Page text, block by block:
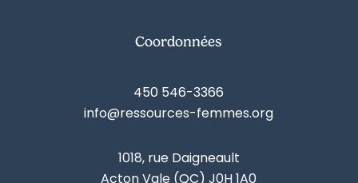
Coordonnées
450 546-3366
info@ressources-femmes.org
1018, rue Daigneault
Acton Vale (QC) J0H 1A0